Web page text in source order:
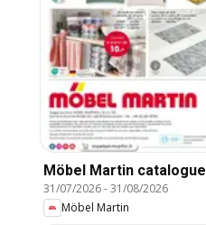
Möbel Martin catalogue
31/07/2026-31/08/2026
Möbel Martin